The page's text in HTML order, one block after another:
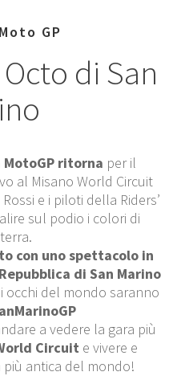
GP
di San
MotoGP ritorna per il
al Misano World Circuit
e i piloti della Riders’
sul podio i colori di
con uno spettacolo in
di San Marino
occhi del mondo saranno
a vedere la gara più
Circuit e vivere e
antica del mondo!